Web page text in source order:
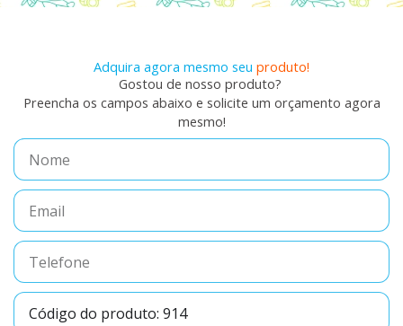
Adquira agora mesmo seu produto!
Gostou de nosso produto?
Preencha os campos abaixo e solicite um orçamento agora
mesmo!
Nome
Email
Telefone
Código